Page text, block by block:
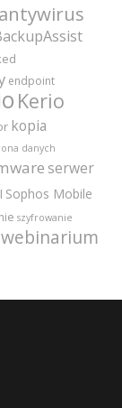
antywirus
endpoint
Kerio
kopia
danych
serwer
Sophos Mobile
szyfrowanie
webinarium